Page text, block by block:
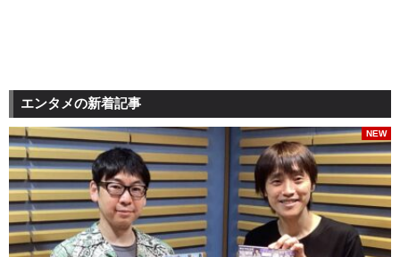
エンタメの新着記事
NEW